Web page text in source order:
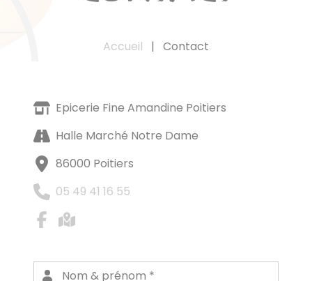
Accueil | Contact
Epicerie Fine Amandine Poitiers
Halle Marché Notre Dame
86000 Poitiers
05 49 41 16 55